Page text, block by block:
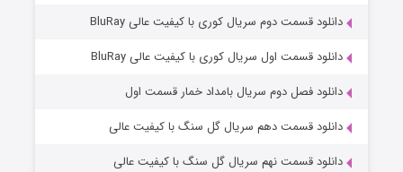
مردگان متحرک: شهر مرده ۳
قسمت۲ (زیرنویس) منتشر شد
دانلود قسمت دوم سریال کوری با کیفیت عالی BluRay
دانلود قسمت اول سریال کوری با کیفیت عالی BluRay
دانلود فصل دوم سریال بامداد خمار قسمت اول
دانلود قسمت دهم سریال گل سنگ با کیفیت عالی
دانلود قسمت نهم سریال گل سنگ با کیفیت عالی